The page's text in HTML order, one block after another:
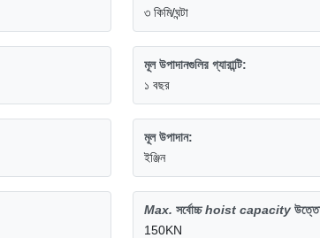
৩ কিমি/ঘন্টা
মূল উপাদানগুলির গ্যারান্টি:
১ বছর
মূল উপাদান:
ইঞ্জিন
Max. সর্বোচ্চ hoist capacity
150KN